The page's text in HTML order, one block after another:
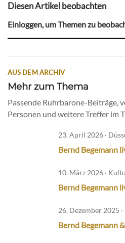
Diesen Artikel beobachten
Einloggen, um Themen zu
AUS DEM ARCHIV
Mehr zum Thema
Passende Ruhrbarone-Beiträge,
Personen und weitere Treffer im
23. April 2026 ·
Bernd Begemann
10. März 2026 ·
Bernd Begemann
26. Dezember 2025
Bernd Begemann